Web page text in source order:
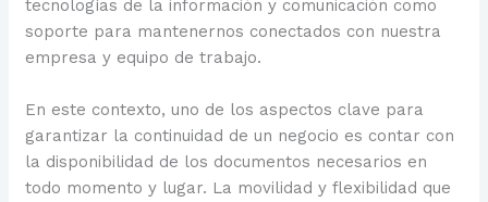
tecnologías de la información y comunicación como
soporte para mantenernos conectados con nuestra
empresa y equipo de trabajo.
En este contexto, uno de los aspectos clave para
garantizar la continuidad de un negocio es contar con
la disponibilidad de los documentos necesarios en
todo momento y lugar. La movilidad y flexibilidad que